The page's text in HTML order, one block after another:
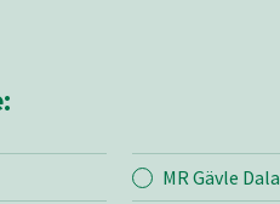
MR Gävle Dala